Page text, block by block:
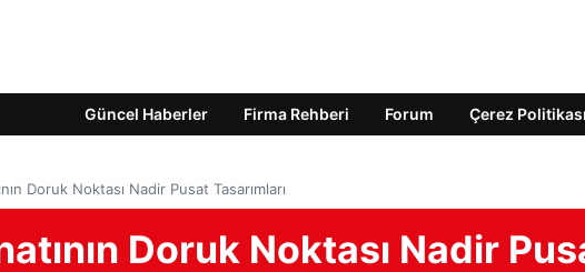
Güncel Haberler Firma Rehberi Forum Çerez Politikası
Doruk Noktası Nadir Pusat Tasarımları
Doruk Noktası Nadir